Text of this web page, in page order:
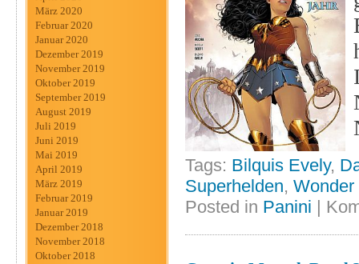
März 2020
Februar 2020
Januar 2020
Dezember 2019
November 2019
Oktober 2019
September 2019
August 2019
Juli 2019
Juni 2019
Mai 2019
April 2019
März 2019
Februar 2019
Januar 2019
Dezember 2018
November 2018
Oktober 2018
Tags: Bilquis Evely,
Superhelden, Wonder
Posted in Panini